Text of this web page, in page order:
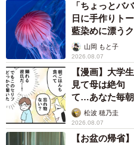
「ちょっとバ
日に手作りト
藍染めに漂う
ごい」山岡 もと子
2026.08.07
【漫画】大学
見て母は絶句
て…あなた毎
松波 穂乃圭
2026.08.07
【お盆の帰省